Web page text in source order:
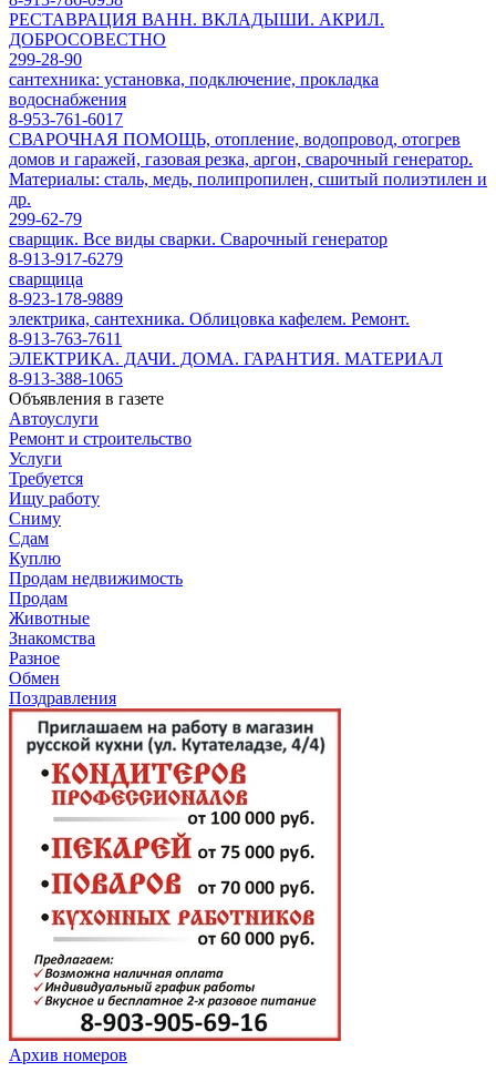
РЕСТАВРАЦИЯ ВАНН. ВКЛАДЫШИ. АКРИЛ.
ДОБРОСОВЕСТНО
299-28-90
сантехника: установка, подключение, прокладка
водоснабжения
8-953-761-6017
СВАРОЧНАЯ ПОМОЩЬ, отопление, водопровод, отогрев
домов и гаражей, газовая резка, аргон, сварочный генератор.
Материалы: сталь, медь, полипропилен, сшитый полиэтилен и
др.
299-62-79
сварщик. Все виды сварки. Сварочный генератор
8-913-917-6279
сварщица
8-923-178-9889
электрика, сантехника. Облицовка кафелем. Ремонт.
8-913-763-7611
ЭЛЕКТРИКА. ДАЧИ. ДОМА. ГАРАНТИЯ. МАТЕРИАЛ
8-913-388-1065
Объявления в газете
Автоуслуги
Ремонт и строительство
Услуги
Требуется
Ищу работу
Сниму
Сдам
Куплю
Продам недвижимость
Продам
Животные
Знакомства
Разное
Обмен
Поздравления
Архив номеров